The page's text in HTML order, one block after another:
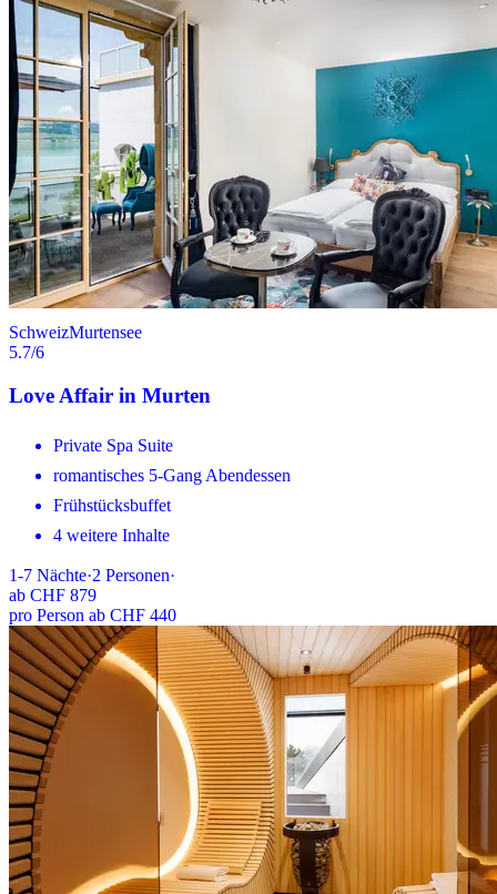
SchweizMurtensee
5.7/6
Love Affair in Murten
Private Spa Suite
romantisches 5-Gang Abendessen
Frühstücksbuffet
4 weitere Inhalte
1-7 Nächte·2 Personen·
ab CHF 879
pro Person ab CHF 440